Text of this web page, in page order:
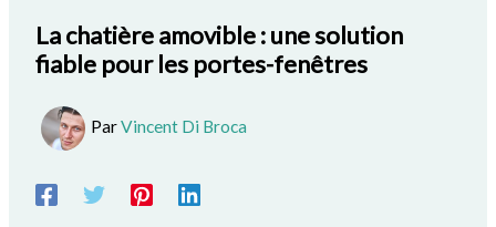
La chatière amovible : une solution
fiable pour les portes-fenêtres
ParVincent Di Broca